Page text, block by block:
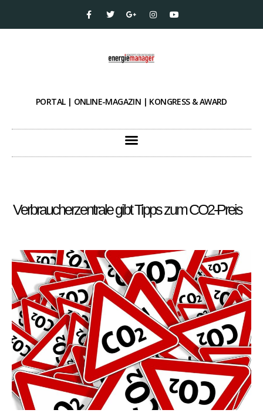
PORTAL | ONLINE-MAGAZIN | KONGRESS & AWARD
Verbraucherzentrale gibt Tipps zum CO2-Preis